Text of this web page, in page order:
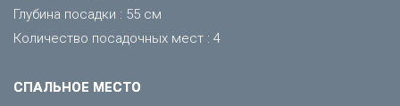
Глубина посадки : 55 см
Количество посадочных мест : 4
CПАЛЬНОЕ МЕСТО